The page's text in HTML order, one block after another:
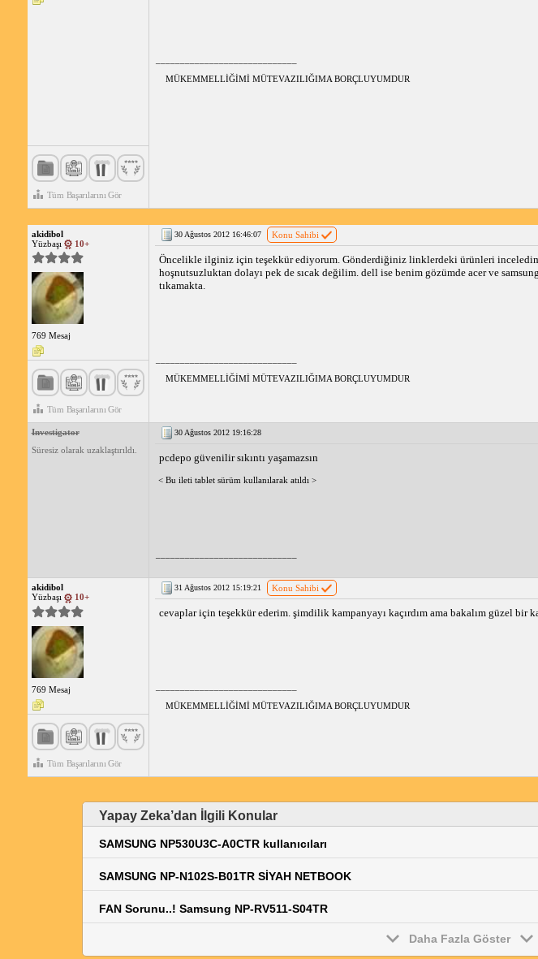
Tüm Başarılarını Gör
MÜKEMMELLİĞİMİ MÜTEVAZILIĞIMA BORÇLUYUMDUR
akidibol
Yüzbaşı
10+
769 Mesaj
Tüm Başarılarını Gör
30 Ağustos 2012 16:46:07 Konu Sahibi
Öncelikle ilginiz için teşekkür ediyorum. Gönderdiğiniz linklerdeki ürünleri
hoşnutsuzluktan dolayı pek de sıcak değilim. dell ise benim gözümde acer ve
tıkamakta.
MÜKEMMELLİĞİMİ MÜTEVAZILIĞIMA BORÇLUYUMDUR
Investigator
Süresiz olarak uzaklaştırıldı.
30 Ağustos 2012 19:16:28
pcdepo güvenilir sıkıntı yaşamazsın
< Bu ileti tablet sürüm kullanılarak atıldı >
akidibol
Yüzbaşı
10+
769 Mesaj
Tüm Başarılarını Gör
31 Ağustos 2012 15:19:21 Konu Sahibi
cevaplar için teşekkür ederim. şimdilik kampanyayı kaçırdım ama bakalım güzel
MÜKEMMELLİĞİMİ MÜTEVAZILIĞIMA BORÇLUYUMDUR
Yapay Zeka’dan İlgili Konular
SAMSUNG NP530U3C-A0CTR kullanıcıları
SAMSUNG NP-N102S-B01TR SİYAH NETBOOK
FAN Sorunu..! Samsung NP-RV511-S04TR
Daha Fazla Göster